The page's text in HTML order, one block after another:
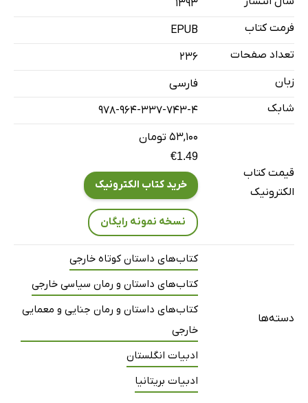
سیاست‌مدار بی‌سیاست
به غریبه اعتماد مکن
سقوط
۱۳۹۳
فرمت کتاب
EPUB
تعداد صفحات
236
زبان
فارسی
شابک
978-964-337-743-4
قیمت کتاب
الکترونیک
۵۳,۱۰۰ تومان
€1.49
خرید کتاب الکترونیک
نسخه نمونه رایگان
دسته‌ها
کتاب‌های داستان کوتاه خارجی
کتاب‌های داستان و رمان سیاسی خارجی
کتاب‌های داستان و رمان جنایی و معمایی
خارجی
ادبیات انگلستان
ادبیات بریتانیا